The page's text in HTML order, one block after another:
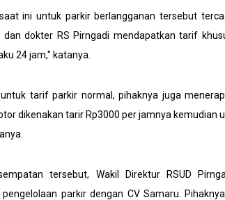
ini untuk parkir berlangganan tersebut
dan dokter RS Pirngadi mendapatkan tarif
24 jam," katanya.
untuk tarif parkir normal, pihaknya juga
dikenakan tarir Rp3000 per jamnya kemudian
tersebut, Wakil Direktur RSUD
pengelolaan parkir dengan CV Samaru.